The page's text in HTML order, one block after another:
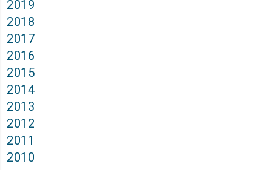
2019
2018
2017
2016
2015
2014
2013
2012
2011
2010